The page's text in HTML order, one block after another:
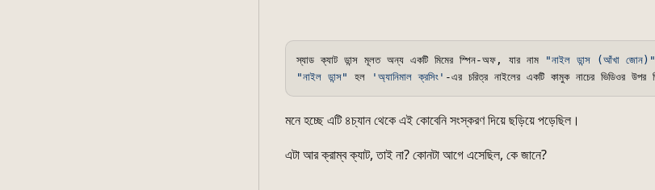
স্যাড ক্যাট ডান্স মূলত অন্য একটি মিমের স্পিন-অফ, যার নাম "নাইল ডান্স (আঁখা জোন)"
"নাইল ডান্স"
হল 'অ্যানিমাল ক্রসিং'
মনে হচ্ছে এটি ৪চ্যান থেকে এই কোবেনি সংস্করণ দিয়ে ছড়িয়ে পড়েছিল।
এটা আর ক্রাম্ব ক্যাট, তাই না? কোনটা আগে এসেছিল, কে জানে?